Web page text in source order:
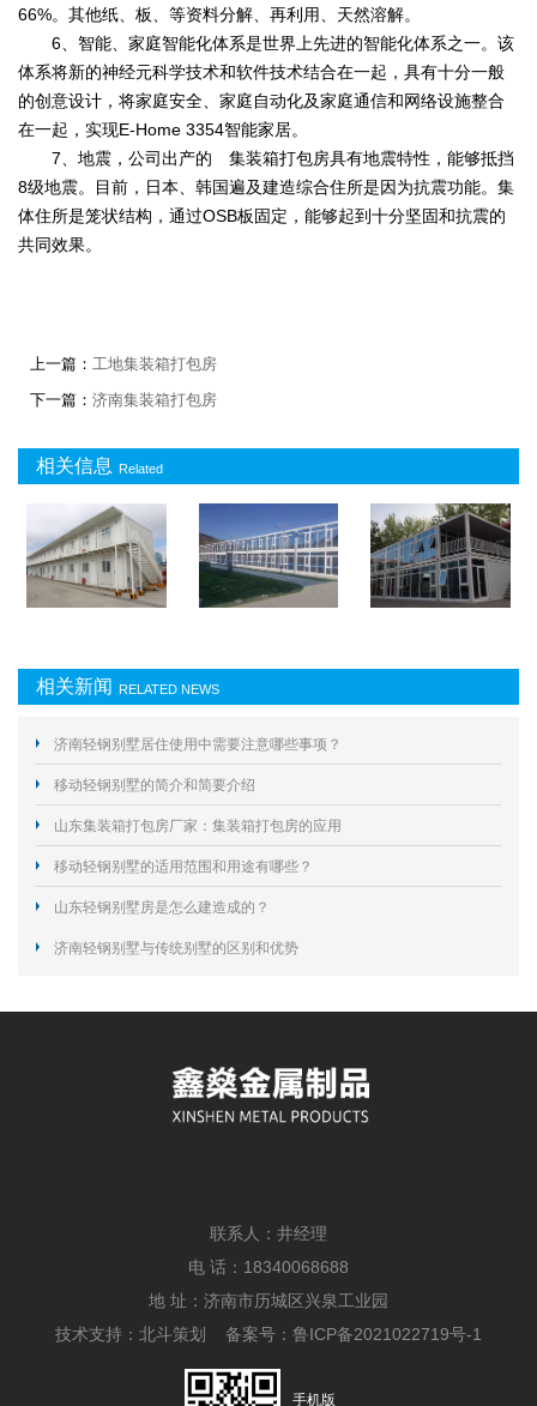
66%。其他纸、板、等资料分解、再利用、天然溶解。
6、智能、家庭智能化体系是世界上先进的智能化体系之一。该
体系将新的神经元科学技术和软件技术结合在一起，具有十分一般
的创意设计，将家庭安全、家庭自动化及家庭通信和网络设施整合
在一起，实现E-Home 3354智能家居。
7、地震，公司出产的 集装箱打包房具有地震特性，能够抵挡
8级地震。目前，日本、韩国遍及建造综合住所是因为抗震功能。集
体住所是笼状结构，通过OSB板固定，能够起到十分坚固和抗震的
共同效果。
上一篇： 工地集装箱打包房
下一篇： 济南集装箱打包房
相关信息 Related
相关新闻 RELATED NEWS
济南轻钢别墅居住使用中需要注意哪些事项？
移动轻钢别墅的简介和简要介绍
山东集装箱打包房厂家：集装箱打包房的应用
移动轻钢别墅的适用范围和用途有哪些？
山东轻钢别墅房是怎么建造成的？
济南轻钢别墅与传统别墅的区别和优势
联系人：井经理
电 话：18340068688
地 址：济南市历城区兴泉工业园
技术支持： 北斗策划 备案号： 鲁ICP备2021022719号-1
手机版